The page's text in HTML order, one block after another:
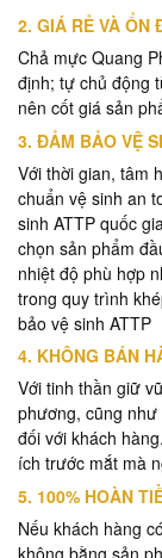
2. GIÁ RẺ VÀ ỔN
Chả mực Quang
định; tự chủ động
nên cốt giá sản
3. ĐẢM BẢO VỆ
Với thời gian, tâm
chuẩn vệ sinh an
sinh ATTP quốc
chọn sản phẩm
nhiệt độ phù hợp
trong quy trình
bảo vệ sinh ATTP
4. KHÔNG BÁN
Với tinh thần giữ
phương, cũng
đối với khách
ích trước mắt mà
5. 100% HOÀN
Nếu khách hàng
không bằng sản